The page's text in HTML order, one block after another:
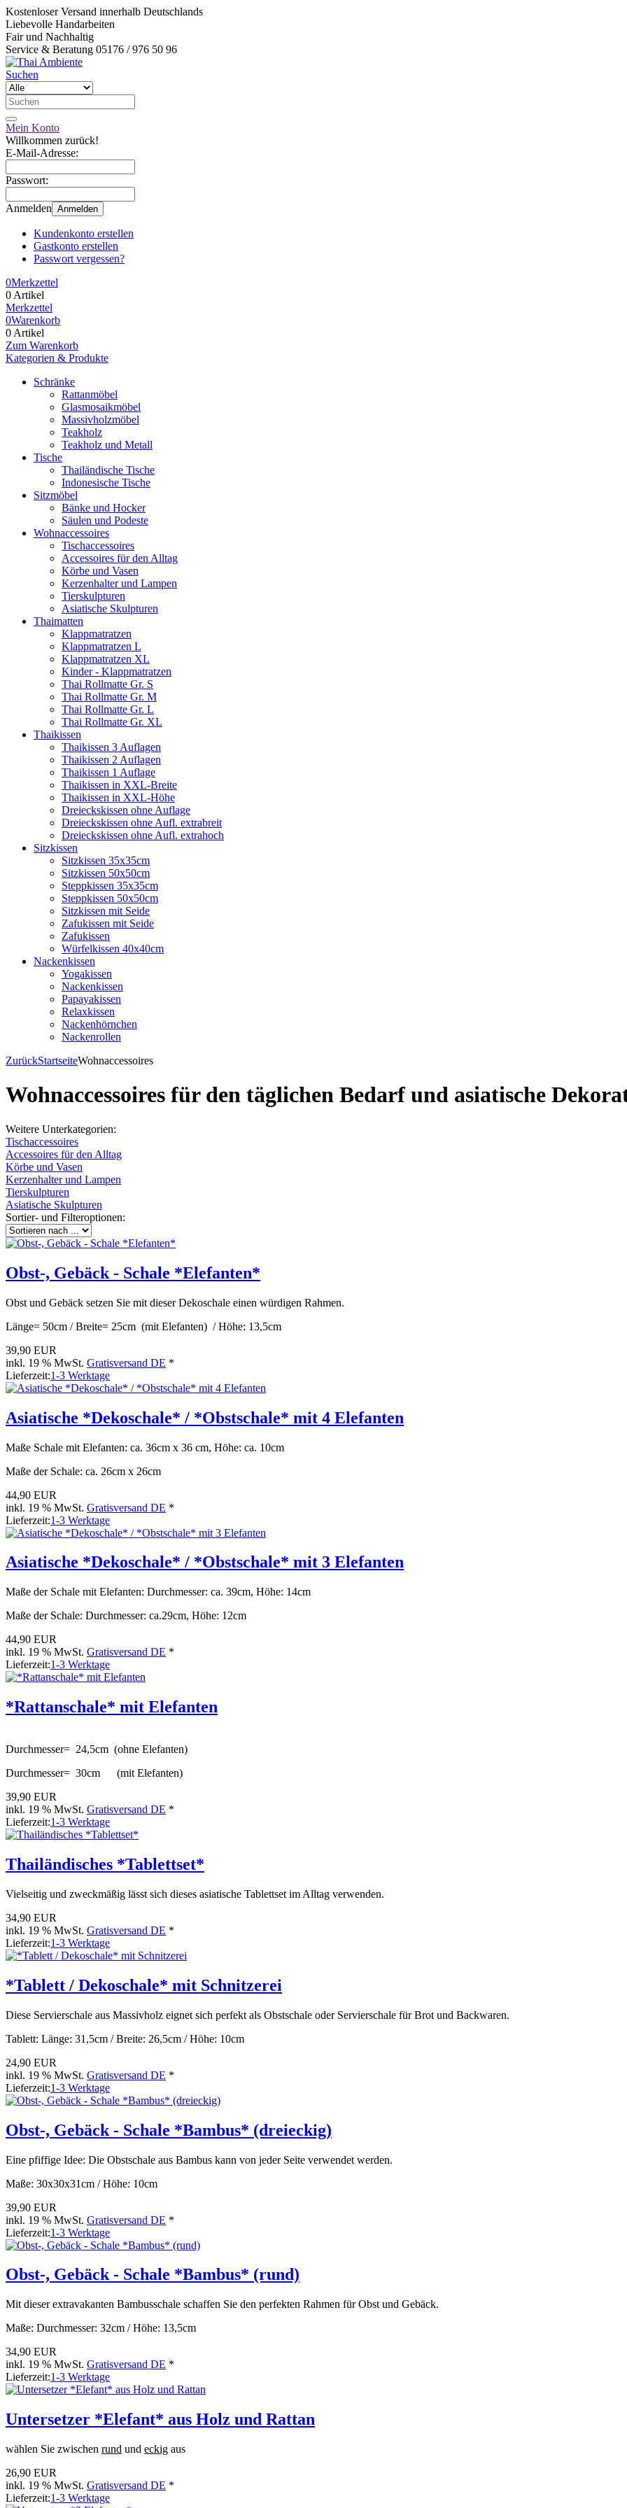
Kostenloser Versand innerhalb Deutschlands
Liebevolle Handarbeiten
Fair und Nachhaltig
Service & Beratung 05176 / 976 50 96
Suchen
Mein Konto
Willkommen zurück!
E-Mail-Adresse:
Passwort:
Anmelden Anmelden
Kundenkonto erstellen
Gastkonto erstellen
Passwort vergessen?
0Merkzettel
0 Artikel
Merkzettel
0Warenkorb
0 Artikel
Zum Warenkorb
Kategorien & Produkte
Schränke
Rattanmöbel
Glasmosaikmöbel
Massivholzmöbel
Teakholz
Teakholz und Metall
Tische
Thailändische Tische
Indonesische Tische
Sitzmöbel
Bänke und Hocker
Säulen und Podeste
Wohnaccessoires
Tischaccessoires
Accessoires für den Alltag
Körbe und Vasen
Kerzenhalter und Lampen
Tierskulpturen
Asiatische Skulpturen
Thaimatten
Klappmatratzen
Klappmatratzen L
Klappmatratzen XL
Kinder - Klappmatratzen
Thai Rollmatte Gr. S
Thai Rollmatte Gr. M
Thai Rollmatte Gr. L
Thai Rollmatte Gr. XL
Thaikissen
Thaikissen 3 Auflagen
Thaikissen 2 Auflagen
Thaikissen 1 Auflage
Thaikissen in XXL-Breite
Thaikissen in XXL-Höhe
Dreieckskissen ohne Auflage
Dreieckskissen ohne Aufl. extrabreit
Dreieckskissen ohne Aufl. extrahoch
Sitzkissen
Sitzkissen 35x35cm
Sitzkissen 50x50cm
Steppkissen 35x35cm
Steppkissen 50x50cm
Sitzkissen mit Seide
Zafukissen mit Seide
Zafukissen
Würfelkissen 40x40cm
Nackenkissen
Yogakissen
Nackenkissen
Papayakissen
Relaxkissen
Nackenhörnchen
Nackenrollen
ZurückStartseiteWohnaccessoires
Wohnaccessoires für den täglichen Bedarf und asiatische
Weitere Unterkategorien:
Tischaccessoires
Accessoires für den Alltag
Körbe und Vasen
Kerzenhalter und Lampen
Tierskulpturen
Asiatische Skulpturen
Sortier- und Filteroptionen:
Obst-, Gebäck - Schale *Elefanten*
Obst und Gebäck setzen Sie mit dieser Dekoschale einen würdigen Rahmen.
Länge= 50cm / Breite= 25cm (mit Elefanten) / Höhe: 13,5cm
39,90 EUR
inkl. 19 % MwSt. Gratisversand DE *
Lieferzeit:1-3 Werktage
Asiatische *Dekoschale* / *Obstschale* mit 4 Elefanten
Maße Schale mit Elefanten: ca. 36cm x 36 cm, Höhe: ca. 10cm
Maße der Schale: ca. 26cm x 26cm
44,90 EUR
inkl. 19 % MwSt. Gratisversand DE *
Lieferzeit:1-3 Werktage
Asiatische *Dekoschale* / *Obstschale* mit 3 Elefanten
Maße der Schale mit Elefanten: Durchmesser: ca. 39cm, Höhe: 14cm
Maße der Schale: Durchmesser: ca.29cm, Höhe: 12cm
44,90 EUR
inkl. 19 % MwSt. Gratisversand DE *
Lieferzeit:1-3 Werktage
*Rattanschale* mit Elefanten
Durchmesser= 24,5cm (ohne Elefanten)
Durchmesser= 30cm (mit Elefanten)
39,90 EUR
inkl. 19 % MwSt. Gratisversand DE *
Lieferzeit:1-3 Werktage
Thailändisches *Tablettset*
Vielseitig und zweckmäßig lässt sich dieses asiatische Tablettset im Alltag verwenden.
34,90 EUR
inkl. 19 % MwSt. Gratisversand DE *
Lieferzeit:1-3 Werktage
*Tablett / Dekoschale* mit Schnitzerei
Diese Servierschale aus Massivholz eignet sich perfekt als Obstschale oder Servierschale für Brot und Backwaren.
Tablett: Länge: 31,5cm / Breite: 26,5cm / Höhe: 10cm
24,90 EUR
inkl. 19 % MwSt. Gratisversand DE *
Lieferzeit:1-3 Werktage
Obst-, Gebäck - Schale *Bambus* (dreieckig)
Eine pfiffige Idee: Die Obstschale aus Bambus kann von jeder Seite verwendet werden.
Maße: 30x30x31cm / Höhe: 10cm
39,90 EUR
inkl. 19 % MwSt. Gratisversand DE *
Lieferzeit:1-3 Werktage
Obst-, Gebäck - Schale *Bambus* (rund)
Mit dieser extravakanten Bambusschale schaffen Sie den perfekten Rahmen für Obst und Gebäck.
Maße: Durchmesser: 32cm / Höhe: 13,5cm
34,90 EUR
inkl. 19 % MwSt. Gratisversand DE *
Lieferzeit:1-3 Werktage
Untersetzer *Elefant* aus Holz und Rattan
wählen Sie zwischen rund und eckig aus
26,90 EUR
inkl. 19 % MwSt. Gratisversand DE *
Lieferzeit:1-3 Werktage